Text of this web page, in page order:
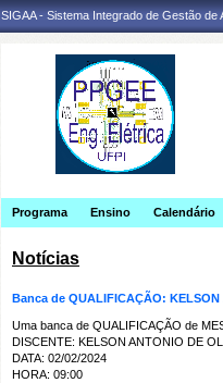
SIGAA - Sistema Integrado de Gestão de
Programa Ensino Calendário
Notícias
Banca de QUALIFICAÇÃO:
Uma banca de QUALIFICAÇÃO de
DISCENTE: KELSON ANTONIO DE
DATA: 02/02/2024
HORA: 09:00